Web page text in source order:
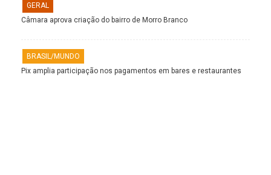
GERAL
Câmara aprova criação do bairro de Morro Branco
BRASIL/MUNDO
Pix amplia participação nos pagamentos em bares e restaurantes